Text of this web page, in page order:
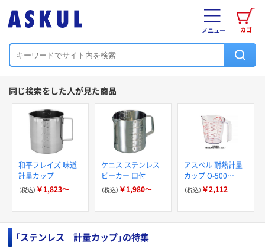
カゴ
メニュー
同じ検索をした人が見た商品
和平フレイズ 味道
計量カップ
（税込） ￥1,823～
ケニス ステンレス
ビーカー 口付
（税込） ￥1,980～
アスベル 耐熱計量
カップ O-500
500ml 232305 1セ
ット(3個) 449-0029
（税込） ￥2,112
「ステンレス 計量カップ」の特集